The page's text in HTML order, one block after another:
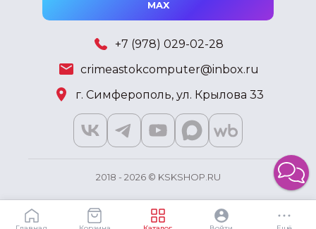
MAX
+7 (978) 029-02-28
crimeastokcomputer@inbox.ru
г. Симферополь, ул. Крылова 33
2018 - 2026 © KSKSHOP.RU